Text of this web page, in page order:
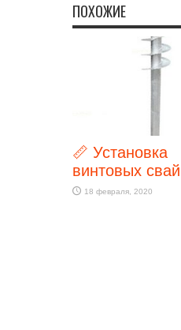
ПОХОЖИЕ
📏 Установка
винтовых свай
18 февраля, 2020